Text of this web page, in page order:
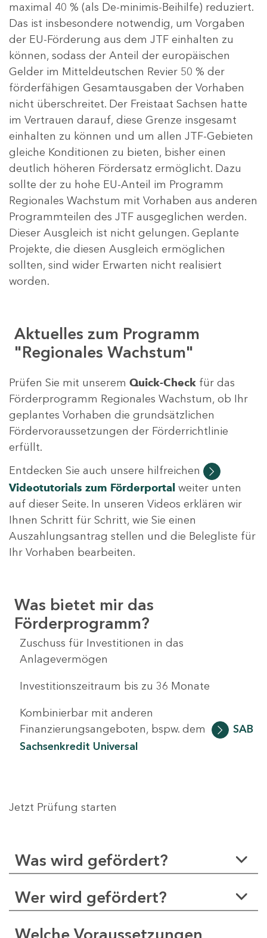
maximal 40 % (als De-minimis-Beihilfe) reduziert.
Das ist insbesondere notwendig, um Vorgaben
der EU-Förderung aus dem JTF einhalten zu
können, sodass der Anteil der europäischen
Gelder im Mitteldeutschen Revier 50 % der
förderfähigen Gesamtausgaben der Vorhaben
nicht überschreitet. Der Freistaat Sachsen hatte
im Vertrauen darauf, diese Grenze insgesamt
einhalten zu können und um allen JTF-Gebieten
gleiche Konditionen zu bieten, bisher einen
deutlich höheren Fördersatz ermöglicht. Dazu
sollte der zu hohe EU-Anteil im Programm
Regionales Wachstum mit Vorhaben aus anderen
Programmteilen des JTF ausgeglichen werden.
Dieser Ausgleich ist nicht gelungen. Geplante
Projekte, die diesen Ausgleich ermöglichen
sollten, sind wider Erwarten nicht realisiert
worden.
Aktuelles zum Programm
"Regionales Wachstum"
Prüfen Sie mit unserem Quick-Check für das
Förderprogramm Regionales Wachstum, ob Ihr
geplantes Vorhaben die grundsätzlichen
Fördervoraussetzungen der Förderrichtlinie
erfüllt.
Entdecken Sie auch unsere hilfreichen
Videotutorials zum Förderportal weiter unten
auf dieser Seite. In unseren Videos erklären wir
Ihnen Schritt für Schritt, wie Sie einen
Auszahlungsantrag stellen und die Belegliste für
Ihr Vorhaben bearbeiten.
Was bietet mir das
Förderprogramm?
Zuschuss für Investitionen in das
Anlagevermögen
Investitionszeitraum bis zu 36 Monate
Kombinierbar mit anderen
Finanzierungsangeboten, bspw. dem
SAB
Sachsenkredit Universal
Jetzt Prüfung starten
Was wird gefördert?
Wer wird gefördert?
Welche Voraussetzungen